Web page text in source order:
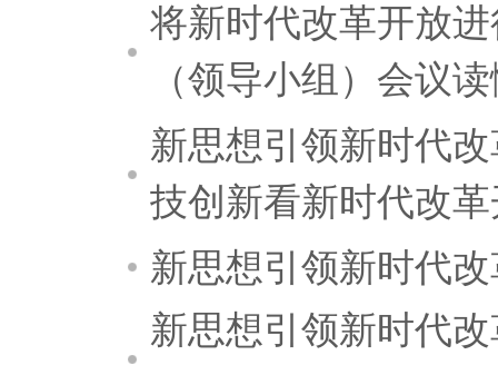
将新时代改革开放
（领导小组）会议
新思想引领新时代
技创新看新时代改
新思想引领新时代
新思想引领新时代